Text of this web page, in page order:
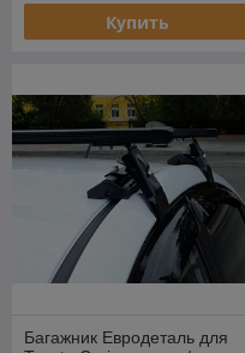
Купить
Багажник Евродеталь для